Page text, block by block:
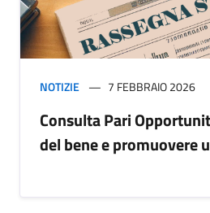
NOTIZIE 7 FEBBRAIO 2026
Consulta Pari
del bene e promuovere